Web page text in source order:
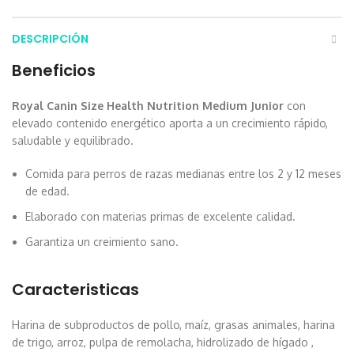
DESCRIPCIÓN
Beneficios
Royal Canin Size Health Nutrition Medium Junior con
elevado contenido energético aporta a un crecimiento rápido,
saludable y equilibrado.
Comida para perros de razas medianas entre los 2 y 12 meses
de edad.
Elaborado con materias primas de excelente calidad.
Garantiza un creimiento sano.
Caracteristicas
Harina de subproductos de pollo, maíz, grasas animales, harina
de trigo, arroz, pulpa de remolacha, hidrolizado de hígado ,